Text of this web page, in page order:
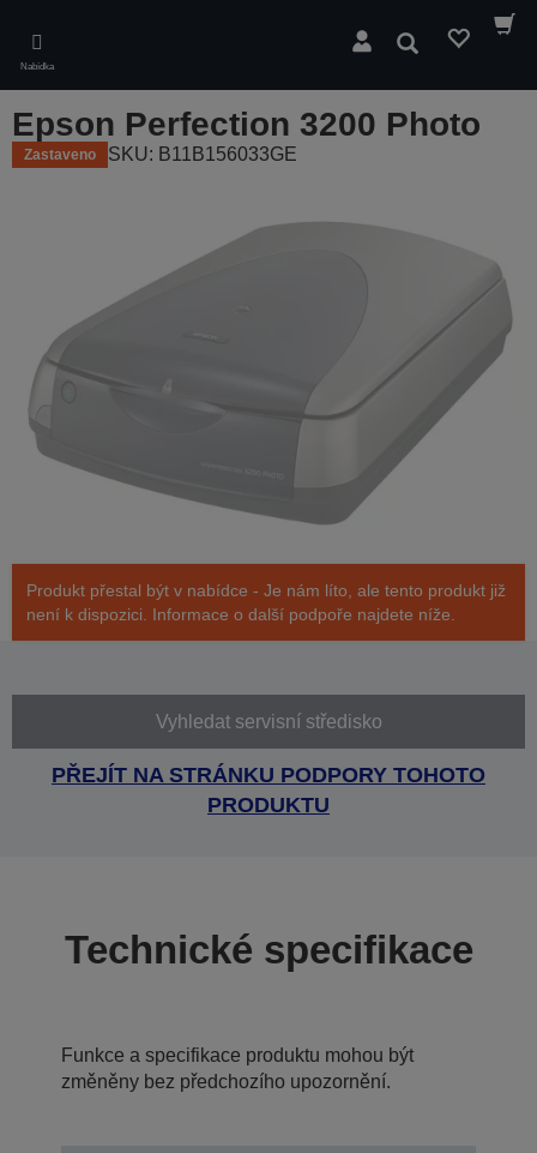
main
content
Nabídka
Hledat
Epson Perfection 3200 Photo
Zastaveno SKU: B11B156033GE
Produkt přestal být v nabídce - Je nám líto, ale tento produkt již
není k dispozici. Informace o další podpoře najdete níže.
Vyhledat servisní středisko
PŘEJÍT NA STRÁNKU PODPORY TOHOTO
PRODUKTU
Technické specifikace
Funkce a specifikace produktu mohou být
změněny bez předchozího upozornění.